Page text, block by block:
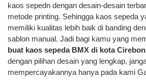
kaos sepedn dengan desain-desain
metode printing. Sehingga kaos sepeda
memiliki kualitas lebih baik di banding
sablon manual. Jadi bagi kamu yang
buat kaos sepeda BMX di kota Cirebon
dengan pilihan desain yang lengkap,
mempercayakannya hanya pada kami